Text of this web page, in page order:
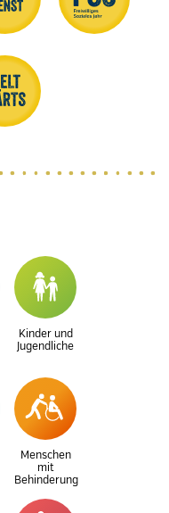
Kinder und
Jugendliche
Menschen
mit
Behinderung